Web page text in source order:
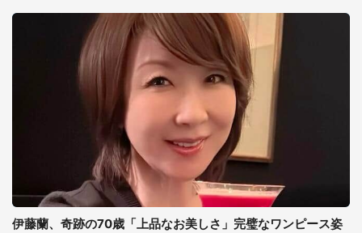
伊藤蘭、奇跡の70歳「上品なお美しさ」完璧なワンピース姿